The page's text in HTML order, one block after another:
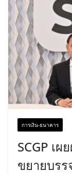
การเงิน-ธนาคาร
SCGP เ
ขยายบร